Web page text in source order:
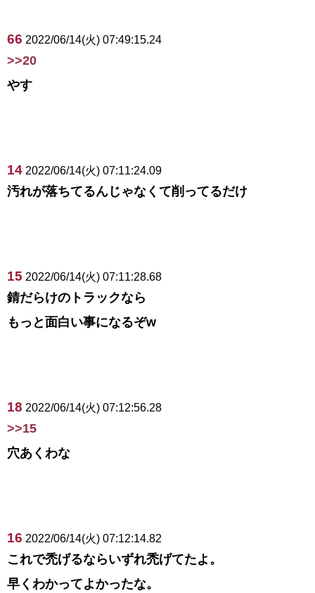
66 2022/06/14(火) 07:49:15.24
>>20
やす
14 2022/06/14(火) 07:11:24.09
汚れが落ちてるんじゃなくて削ってるだけ
15 2022/06/14(火) 07:11:28.68
錆だらけのトラックなら
もっと面白い事になるぞw
18 2022/06/14(火) 07:12:56.28
>>15
穴あくわな
16 2022/06/14(火) 07:12:14.82
これで禿げるならいずれ禿げてたよ。
早くわかってよかったな。